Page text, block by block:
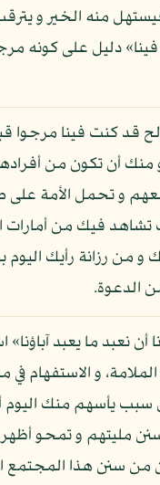
منه الخير و
دليل على كونه
قد كنت فينا مرجوا
أن تكون من
و تحمل الأمة على
تشاهد فيك من أمارات
و من رزانة رأيك
الدعوة.
أن نعبد ما يعبد آباؤنا»
و الاستفهام في
يأسهم منك اليوم
مليتهم و تمحو
من سنن هذا المجتمع